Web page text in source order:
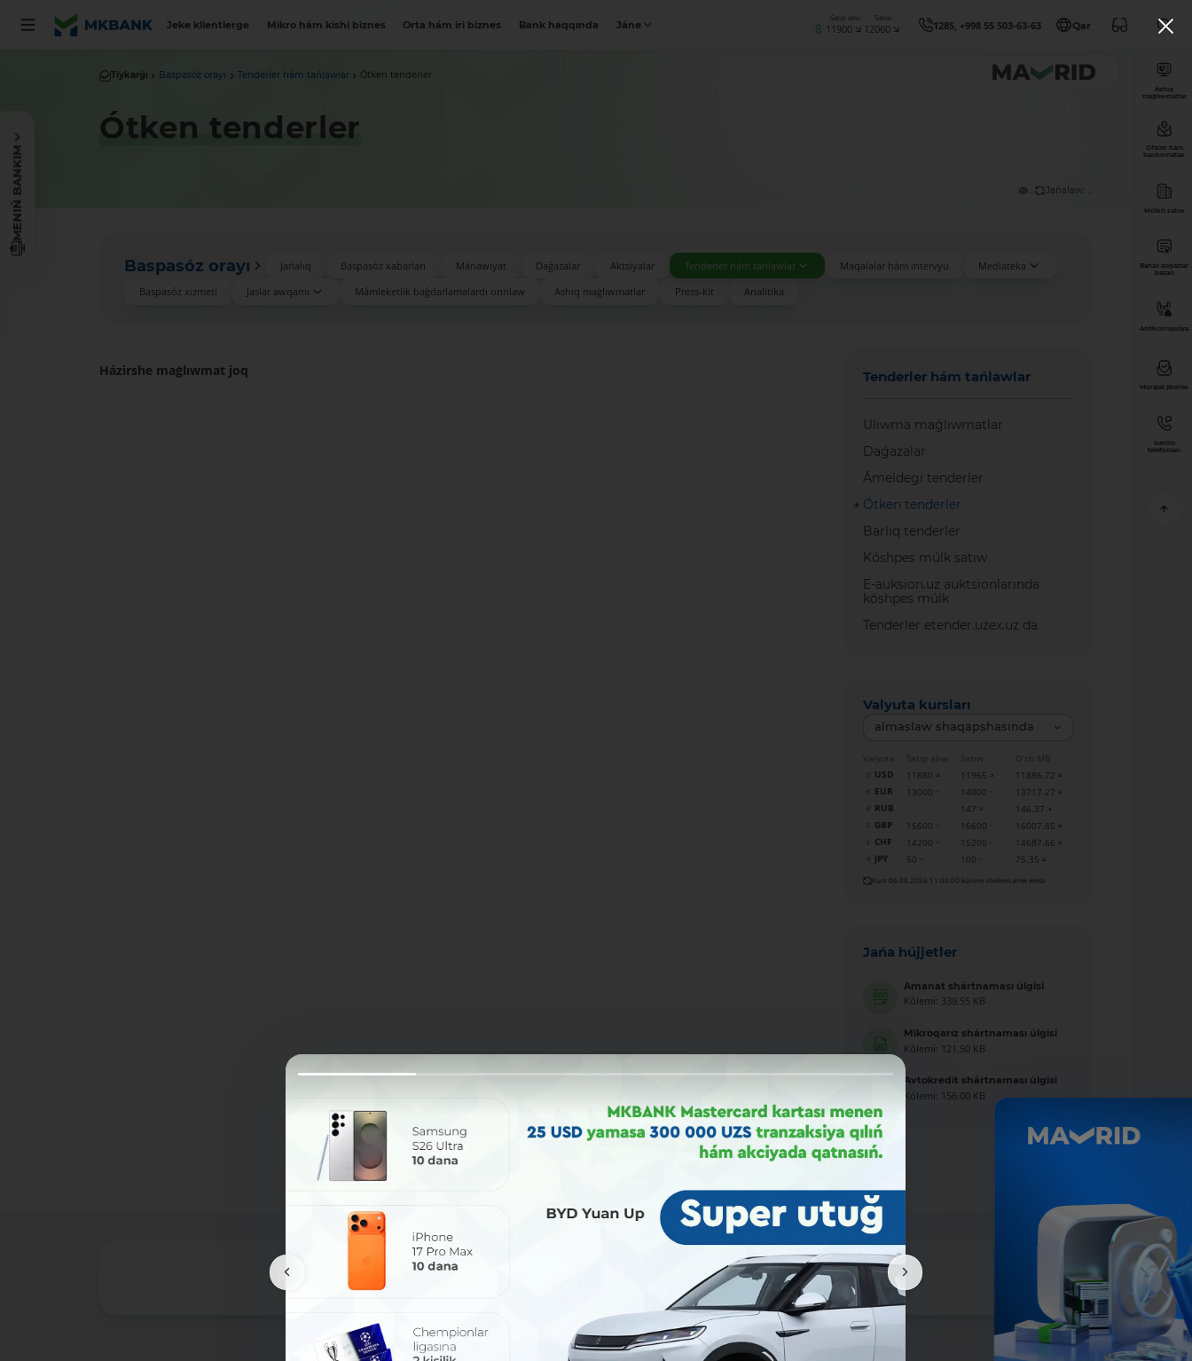
Jeke klientlerge Mikro hám kishi biznes Orta hám iri biznes Bank haqqında Jáne
Satıp alıw
11900
Satıw
12060 1285, +998 55 503-63-63 Qar
MENIŃ BANKIM
Tiykarǵı Baspasóz orayı Tenderler hám tańlawlar Ótken tenderler
Ótken tenderler
Jańalaw: ...
Baspasóz orayı Jańalıq Baspasóz xabarları Mánawiyat Daǵazalar Aktsiyalar Tenderler hám tańlawlar Maqalalar hám intervyu
Mediateka
Baspasóz xızmeti
Jaslar awqamı Mámleketlik baǵdarlamalardı orınlaw Ashıq maǵlıwmatlar Press-kit Analitika
Házirshe maǵlıwmat joq Tenderler hám tańlawlar
Uliwma maǵlıwmatlar
Daǵazalar
Ámeldegi tenderler
Ótken tenderler
Barlıq tenderler
Kóshpes múlk satıw
E-auksion.uz auktsionlarında
kóshpes múlk
Tenderler etender.uzex.uz da
Valyuta kursları
almaslaw shaqapshasında
Valyuta Satıp alıw Satıw
O‘zb MB
USD
11880 11965
11886.72
EUR
13000 14000
13717.27
RUB
147
146.37
GBP
15600 16600
16007.85
CHF
14200 15200
14687.66
JPY
50 100 75.35
Kurs 06.08.2026 11:00:00 kúnine shekem ámel etedi
Jańa hújjetler
Amanat shártnaması úlgisi
Kólemi: 339.55 KB
Mikroqarız shártnaması úlgisi
Kólemi: 121.50 KB
Avtokredit shártnaması úlgisi
Kólemi: 156.00 KB
X
Ashıq
maǵlıwmatlar
Ofisler hám
bankomatlar
Múlkti satıw
Bahalı qaǵazlar
bazarı
Antikorrupsiya
Múrájat jiberiw
Isenim
telefonları